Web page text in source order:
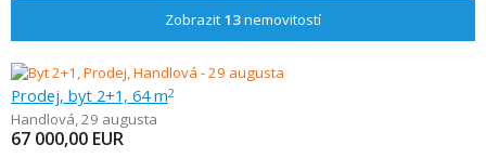
Zobrazit 13nemovitostí
Prodej, byt 2+1, 64 m2
Handlová,29 augusta
67 000,00 EUR